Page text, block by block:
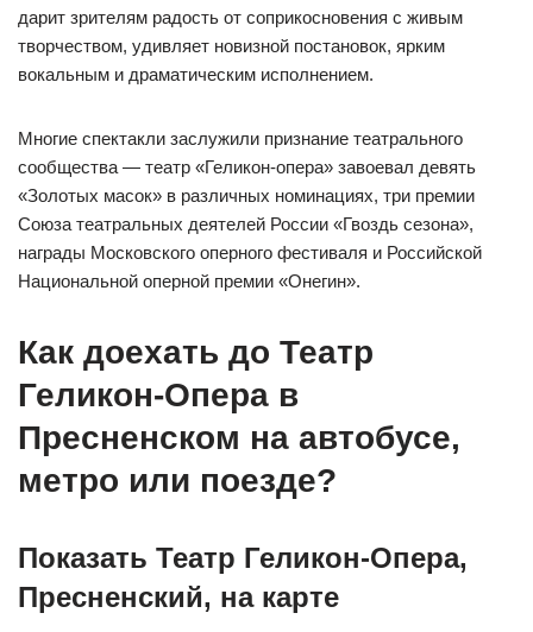
дарит зрителям радость от соприкосновения с живым
творчеством, удивляет новизной постановок, ярким
вокальным и драматическим исполнением.
Многие спектакли заслужили признание театрального
сообщества — театр «Геликон-опера» завоевал девять
«Золотых масок» в различных номинациях, три премии
Союза театральных деятелей России «Гвоздь сезона»,
награды Московского оперного фестиваля и Российской
Национальной оперной премии «Онегин».
Как доехать до Театр
Геликон-Опера в
Пресненском на автобусе,
метро или поезде?
Показать Театр Геликон-Опера,
Пресненский, на карте